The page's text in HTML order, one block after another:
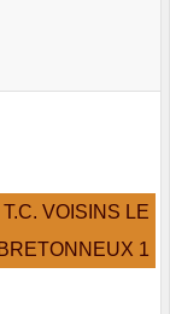
T.C. VOISINS LE
BRETONNEUX 1